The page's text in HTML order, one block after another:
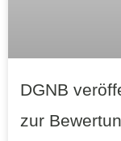
DGNB
zur